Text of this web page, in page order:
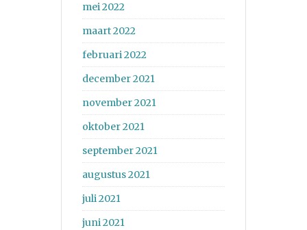
mei 2022
maart 2022
februari 2022
december 2021
november 2021
oktober 2021
september 2021
augustus 2021
juli 2021
juni 2021